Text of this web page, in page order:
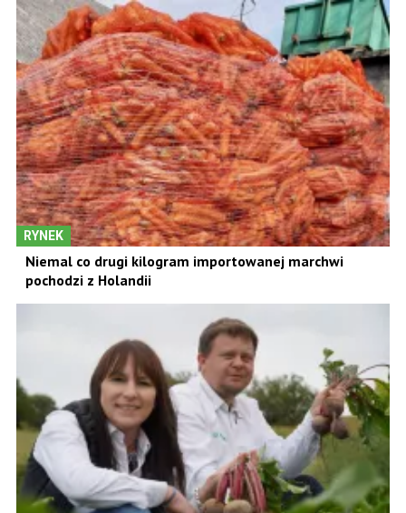
RYNEK
Niemal co drugi kilogram importowanej marchwi
pochodzi z Holandii